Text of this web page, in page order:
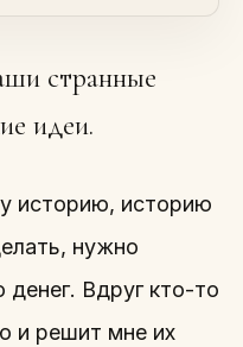
странные
идеи.
историю, историю
нужно
денег. Вдруг кто-то
и решит мне их